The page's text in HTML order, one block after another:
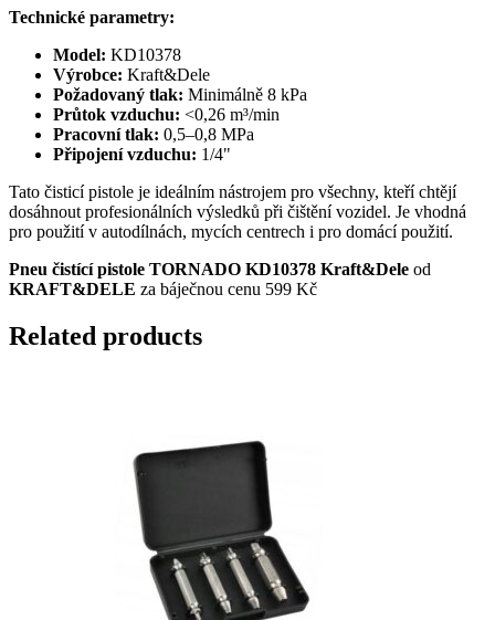
Technické parametry:
Model: KD10378
Výrobce: Kraft&Dele
Požadovaný tlak: Minimálně 8 kPa
Průtok vzduchu: <0,26 m³/min
Pracovní tlak: 0,5–0,8 MPa
Připojení vzduchu: 1/4"
Tato čisticí pistole je ideálním nástrojem pro všechny, kteří chtějí
dosáhnout profesionálních výsledků při čištění vozidel. Je vhodná
pro použití v autodílnách, mycích centrech i pro domácí použití.
Pneu čistící pistole TORNADO KD10378 Kraft&Dele od
KRAFT&DELE za báječnou cenu 599 Kč
Related products